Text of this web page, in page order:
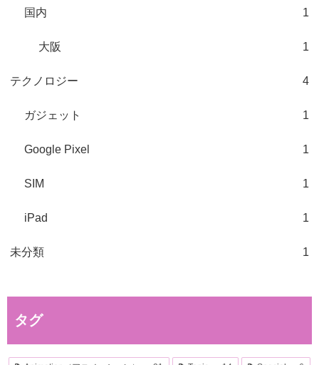
国内 1
大阪 1
テクノロジー 4
ガジェット 1
Google Pixel 1
SIM 1
iPad 1
未分類 1
タグ